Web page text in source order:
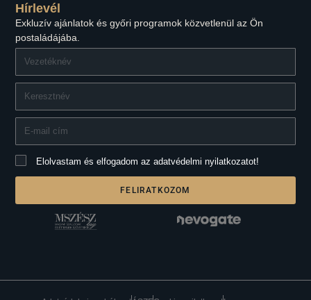
Hírlevél
Exkluzív ajánlatok és győri programok közvetlenül az Ön
postaládájába.
Elolvastam és elfogadom az adatvédelmi nyilatkozatot!
FELIRATKOZOM